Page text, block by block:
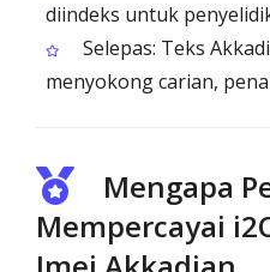
diindeks untuk
Selepas: Teks
menyokong carian,
Mengapa
Mempercayai